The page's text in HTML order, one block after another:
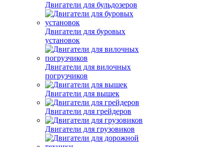
Двигатели для бульдозеров
Двигатели для буровых
установок
Двигатели для вилочных
погрузчиков
Двигатели для вышек
Двигатели для грейдеров
Двигатели для грузовиков